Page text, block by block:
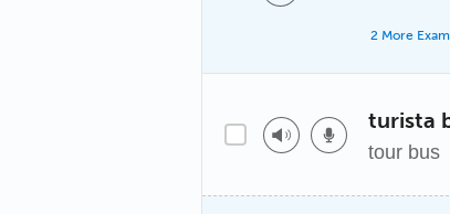
2 More
turista
tour bus